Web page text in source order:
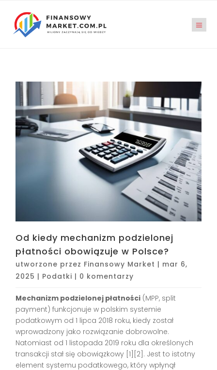
Od kiedy mechanizm podzielonej
płatności obowiązuje w Polsce?
utworzone przez Finansowy Market | mar 6,
2025 | Podatki | 0 komentarzy
Mechanizm podzielonej płatności (MPP, split
payment) funkcjonuje w polskim systemie
podatkowym od 1 lipca 2018 roku, kiedy został
wprowadzony jako rozwiązanie dobrowolne.
Natomiast od 1 listopada 2019 roku dla określonych
transakcji stał się obowiązkowy [1][2]. Jest to istotny
element systemu podatkowego, który wpłynął